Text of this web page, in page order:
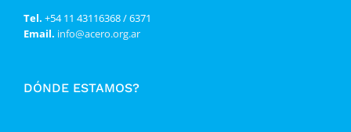
Tel. +54 11 43116368 / 6371
Email. info@acero.org.ar
DÓNDE ESTAMOS?